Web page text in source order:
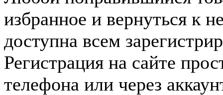
избранное и вернуться к
доступна всем
Регистрация на сайте
телефона или через